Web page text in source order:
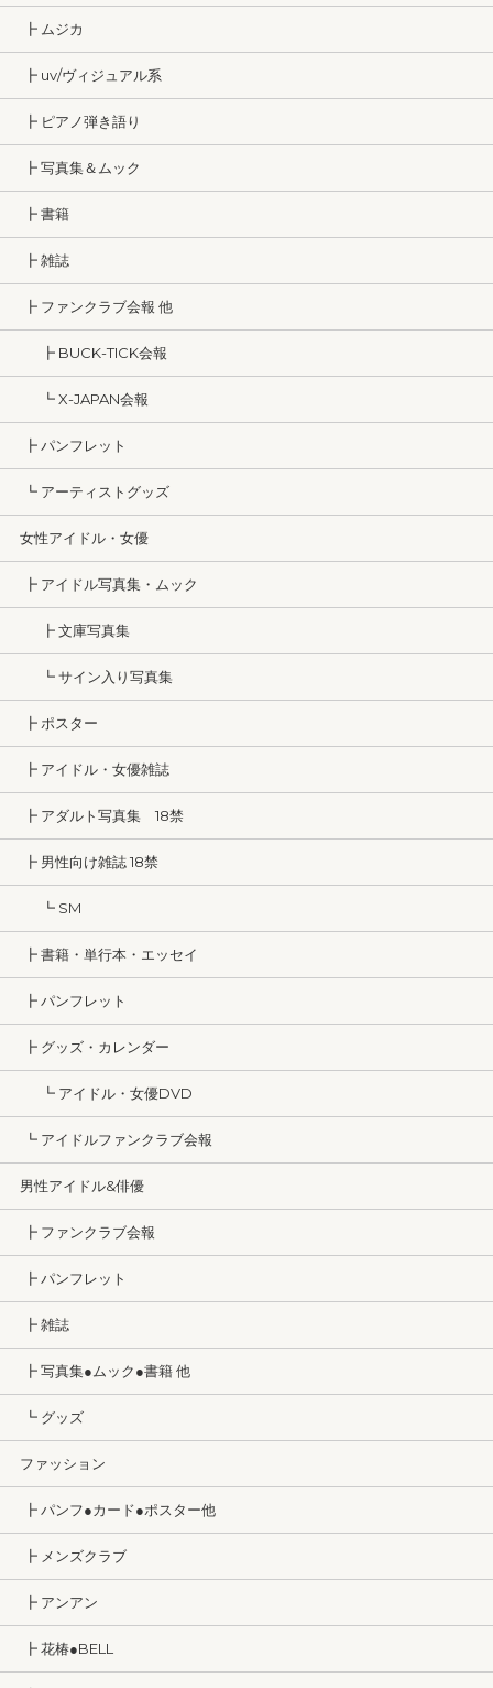
┣ ムジカ
┣ uv/ヴィジュアル系
┣ ピアノ弾き語り
┣ 写真集＆ムック
┣ 書籍
┣ 雑誌
┣ ファンクラブ会報 他
┣ BUCK-TICK会報
┗ X-JAPAN会報
┣ パンフレット
┗ アーティストグッズ
女性アイドル・女優
┣ アイドル写真集・ムック
┣ 文庫写真集
┗ サイン入り写真集
┣ ポスター
┣ アイドル・女優雑誌
┣ アダルト写真集 18禁
┣ 男性向け雑誌 18禁
┗ SM
┣ 書籍・単行本・エッセイ
┣ パンフレット
┣ グッズ・カレンダー
┗ アイドル・女優DVD
┗ アイドルファンクラブ会報
男性アイドル&俳優
┣ ファンクラブ会報
┣ パンフレット
┣ 雑誌
┣ 写真集●ムック●書籍 他
┗ グッズ
ファッション
┣ パンフ●カード●ポスター他
┣ メンズクラブ
┣ アンアン
┣ 花椿●BELL